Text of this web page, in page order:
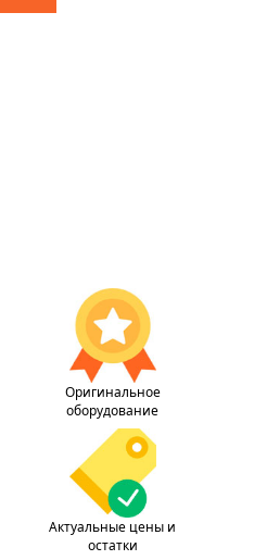
Оригинальное
оборудование
Актуальные цены и
остатки